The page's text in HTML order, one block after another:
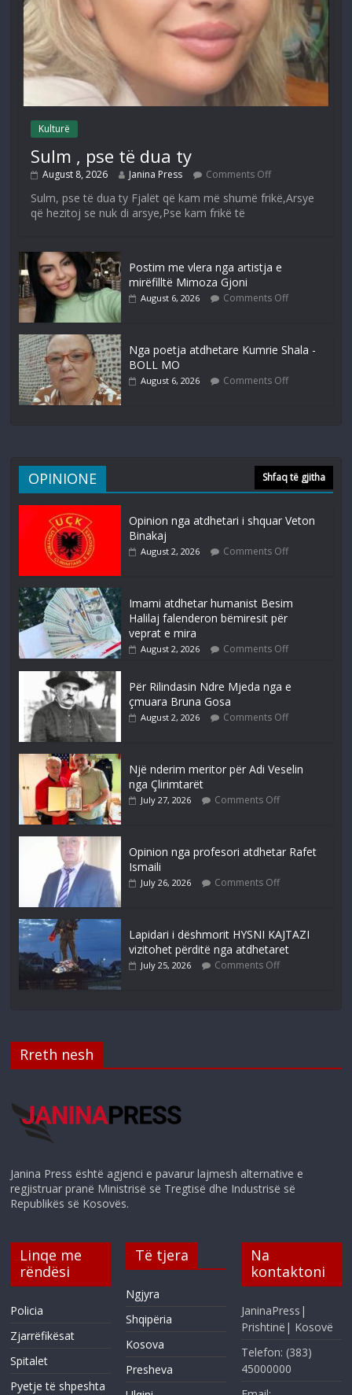
Kulturë
Sulm , pse të dua ty
August 8, 2026 Janina Press Comments Off
Sulm, pse të dua ty Fjalët që kam më shumë frikë,Arsye
që hezitoj se nuk di arsye,Pse kam frikë të
Postim me vlera nga artistja e
mirëfilltë Mimoza Gjoni
August 6, 2026 Comments Off
Nga poetja atdhetare Kumrie Shala -
BOLL MO
August 6, 2026 Comments Off
OPINIONE Shfaq të gjitha
Opinion nga atdhetari i shquar Veton
Binakaj
August 2, 2026 Comments Off
Imami atdhetar humanist Besim
Halilaj falenderon bëmiresit për
veprat e mira
August 2, 2026 Comments Off
Për Rilindasin Ndre Mjeda nga e
çmuara Bruna Gosa
August 2, 2026 Comments Off
Një nderim meritor për Adi Veselin
nga Çlirimtarët
July 27, 2026 Comments Off
Opinion nga profesori atdhetar Rafet
Ismaili
July 26, 2026 Comments Off
Lapidari i dëshmorit HYSNI KAJTAZI
vizitohet përditë nga atdhetaret
July 25, 2026 Comments Off
Rreth nesh
Janina Press është agjenci e pavarur lajmesh alternative e
regjistruar pranë Ministrisë së Tregtisë dhe Industrisë së
Republikës së Kosovës.
Linqe me
rëndësi
Policia
Zjarrëfikësat
Spitalet
Pyetje të shpeshta
Të tjera
Ngjyra
Shqipëria
Kosova
Presheva
Na
kontaktoni
JaninaPress|
Prishtinë| Kosovë
Telefon: (383)
45000000